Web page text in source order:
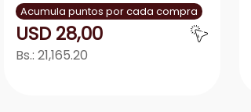
Acumula puntos por cada compra
USD 28,00
Bs.: 21,165.20